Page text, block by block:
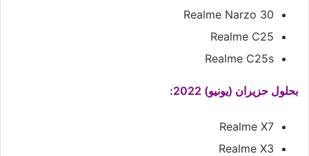
Realme Narzo 30
Realme C25
Realme C25s
بحلول حزيران (يونيو) 2022:
Realme X7
Realme X3